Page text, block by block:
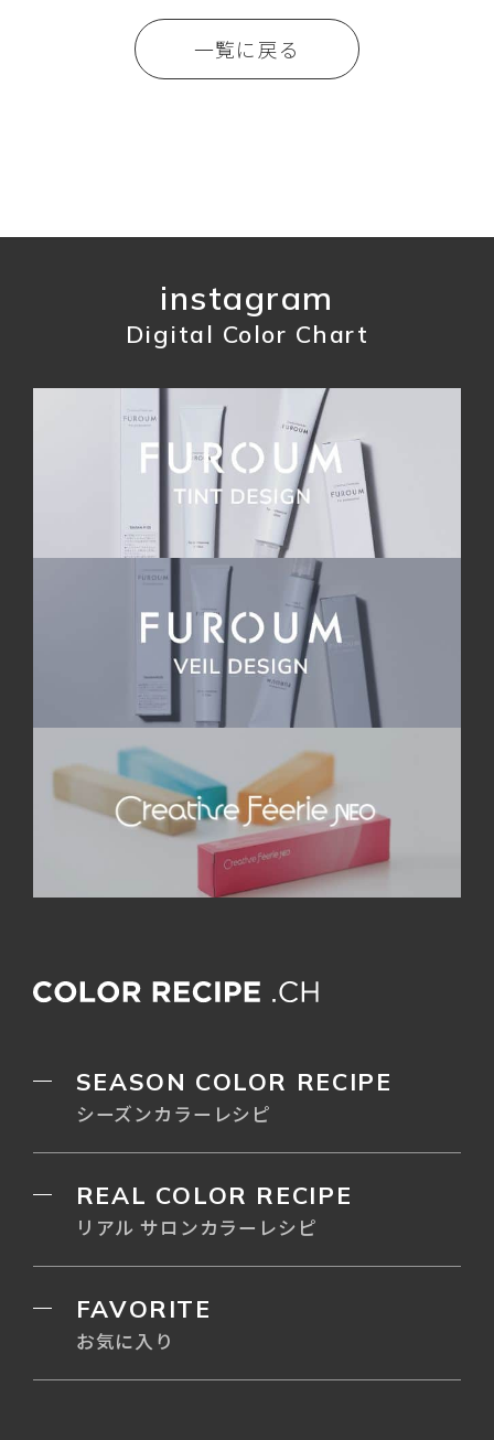
一覧に戻る
instagram
Digital Color Chart
SEASON COLOR RECIPE
シーズンカラーレシピ
REAL COLOR RECIPE
リアル サロンカラーレシピ
FAVORITE
お気に入り